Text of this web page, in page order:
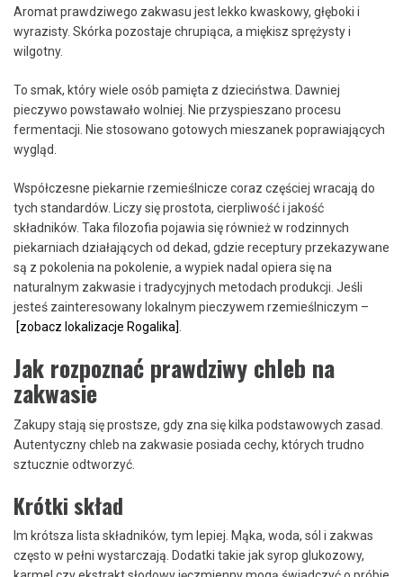
Aromat prawdziwego zakwasu jest lekko kwaskowy, głęboki i
wyrazisty. Skórka pozostaje chrupiąca, a miękisz sprężysty i
wilgotny.
To smak, który wiele osób pamięta z dzieciństwa. Dawniej
pieczywo powstawało wolniej. Nie przyspieszano procesu
fermentacji. Nie stosowano gotowych mieszanek poprawiających
wygląd.
Współczesne piekarnie rzemieślnicze coraz częściej wracają do
tych standardów. Liczy się prostota, cierpliwość i jakość
składników. Taka filozofia pojawia się również w rodzinnych
piekarniach działających od dekad, gdzie receptury przekazywane
są z pokolenia na pokolenie, a wypiek nadal opiera się na
naturalnym zakwasie i tradycyjnych metodach produkcji. Jeśli
jesteś zainteresowany lokalnym pieczywem rzemieślniczym –
[zobacz lokalizacje Rogalika]
Jak rozpoznać prawdziwy chleb na
zakwasie
Zakupy stają się prostsze, gdy zna się kilka podstawowych zasad.
Autentyczny chleb na zakwasie posiada cechy, których trudno
sztucznie odtworzyć.
Krótki skład
Im krótsza lista składników, tym lepiej. Mąka, woda, sól i zakwas
często w pełni wystarczają. Dodatki takie jak syrop glukozowy,